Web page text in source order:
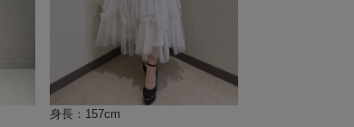
身長：157cm